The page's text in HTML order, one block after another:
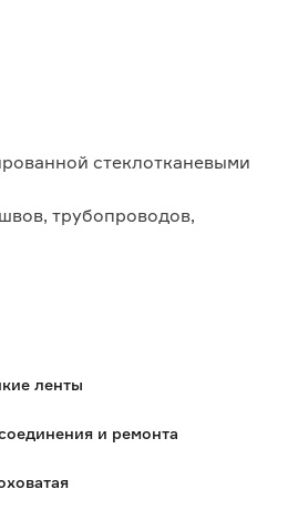
стеклотканевыми
трубопроводов,
ленты
и ремонта